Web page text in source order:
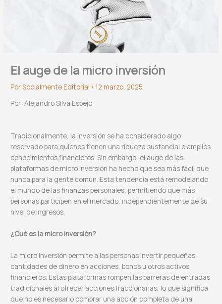
El auge de la micro inversión
PorSocialmente Editorial / 12 marzo, 2025
Por: Alejandro Silva Espejo
Tradicionalmente, la inversión se ha considerado algo
reservado para quienes tienen una riqueza sustancial o amplios
conocimientos financieros. Sin embargo, el auge de las
plataformas de micro inversión ha hecho que sea más fácil que
nunca para la gente común. Esta tendencia está remodelando
el mundo de las finanzas personales, permitiendo que más
personas participen en el mercado, independientemente de su
nivel de ingresos.
¿Qué es la micro inversión?
La micro inversión permite a las personas invertir pequeñas
cantidades de dinero en acciones, bonos u otros activos
financieros. Estas plataformas rompen las barreras de entradas
tradicionales al ofrecer acciones fraccionarias, lo que significa
que no es necesario comprar una acción completa de una